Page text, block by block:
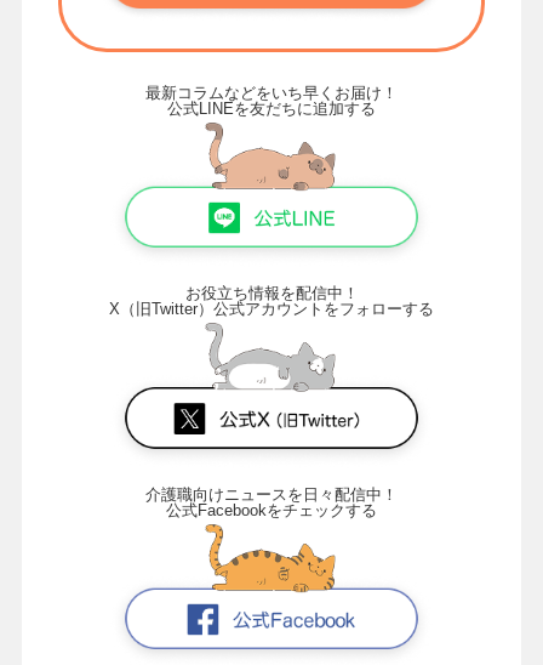
最新コラムなどをいち早くお届け！
公式LINEを友だちに追加する
お役立ち情報を配信中！
X（旧Twitter）公式アカウントをフォローする
介護職向けニュースを日々配信中！
公式Facebookをチェックする